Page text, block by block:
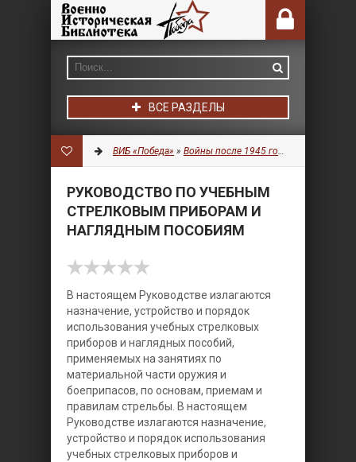
ВСЕ РАЗДЕЛЫ
ВИБ «Победа» » Войны после 1945 года
РУКОВОДСТВО ПО УЧЕБНЫМ
СТРЕЛКОВЫМ ПРИБОРАМ И
НАГЛЯДНЫМ ПОСОБИЯМ
В настоящем Руководстве излагаются
назначение, устройство и порядок
использования учебных стрелковых
приборов и наглядных пособий,
применяемых на занятиях по
материальной части оружия и
боеприпасов, по основам, приемам и
правилам стрельбы. В настоящем
Руководстве излагаются назначение,
устройство и порядок использования
учебных стрелковых приборов и